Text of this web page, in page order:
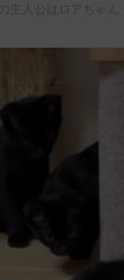
主人公はロアちゃん